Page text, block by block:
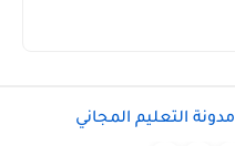
مدونة التعليم المجاني